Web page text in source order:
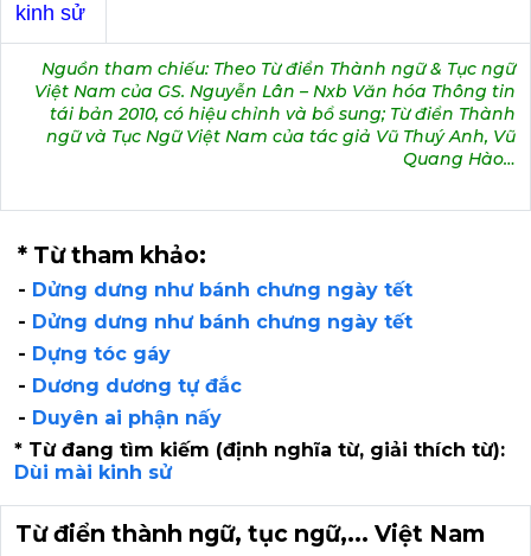
kinh sử
Nguồn tham chiếu: Theo Từ điển Thành ngữ & Tục ngữ
Việt Nam của GS. Nguyễn Lân – Nxb Văn hóa Thông tin
tái bản 2010, có hiệu chỉnh và bổ sung; Từ điển Thành
ngữ và Tục Ngữ Việt Nam của tác giả Vũ Thuý Anh, Vũ
Quang Hào…
* Từ tham khảo:
- Dửng dưng như bánh chưng ngày tết
- Dửng dưng như bánh chưng ngày tết
- Dựng tóc gáy
- Dương dương tự đắc
- Duyên ai phận nấy
* Từ đang tìm kiếm (định nghĩa từ, giải thích từ):
Dùi mài kinh sử
Từ điển thành ngữ, tục ngữ,... Việt Nam